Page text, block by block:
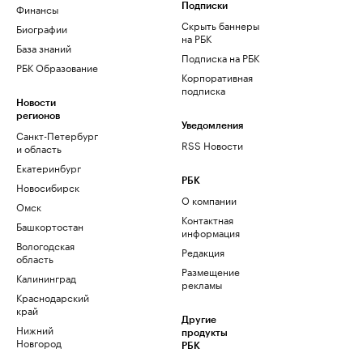
Финансы
Биографии
База знаний
РБК Образование
Новости
регионов
Санкт-Петербург
и область
Екатеринбург
Новосибирск
Омск
Башкортостан
Вологодская
область
Калининград
Краснодарский
край
Нижний
Новгород
Подписки
Скрыть баннеры
на РБК
Подписка на РБК
Корпоративная
подписка
Уведомления
RSS Новости
РБК
О компании
Контактная
информация
Редакция
Размещение
рекламы
Другие
продукты
РБК